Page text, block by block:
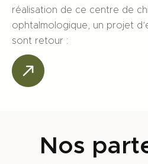
réalisation de ce centre de
ophtalmologique, un projet
sont retour :
Nos